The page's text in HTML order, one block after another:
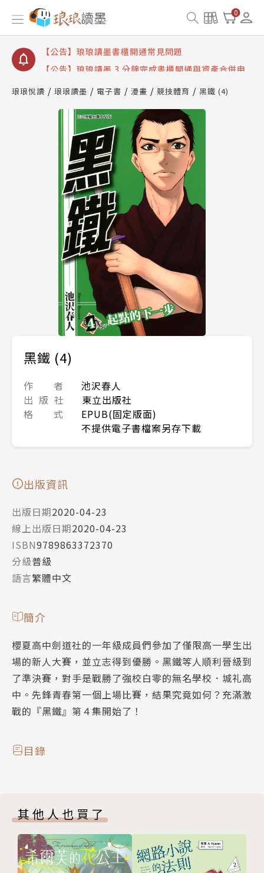
0
【公告】琅琅讀墨數位閱讀資產合併與書櫃開通申請
【公告】琅琅讀墨書櫃開通常見問題
【公告】琅琅讀墨 3 分鐘完成書櫃開通與資產合併申
請圖文教學
查詢
【公告】琅琅讀墨數位閱讀資產合併與書櫃開通申請
琅琅悅讀 琅琅讀墨 電子書 漫畫 競技體育 黑鐵 (4)
黑鐵 (4)
作 者
池沢春人
出 版 社
東立出版社
格 式
EPUB(固定版面)
不提供電子書檔案另存下載
出版資訊
出版日期2020-04-23
線上出版日期2020-04-23
ISBN9789863372370
分級普級
語言繁體中文
簡介
櫻夏高中劍道社的一年級成員們參加了僅限高一學生出
場的新人大賽，並立志得到優勝。黑鐵等人順利晉級到
了準決賽，對手是戰勝了強校白零的無名學校．城礼高
中。先鋒青春第一個上場比賽，結果究竟如何？充滿激
戰的『黑鐵』第４集開始了！
目錄
其他人也買了